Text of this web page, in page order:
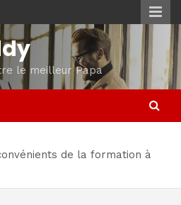
le meilleur Papa
de la formation à